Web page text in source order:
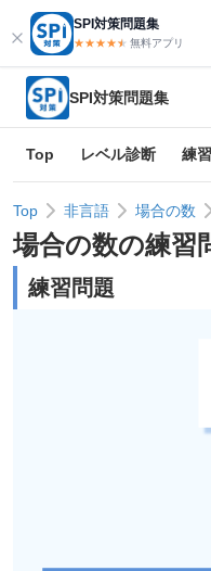
SPI対策問題集
★★★★★
★ 無料アプリ
SPI対策問題集
Top レベル診断 練
Top 非言語 場合の数
場合の数の練習
練習問題